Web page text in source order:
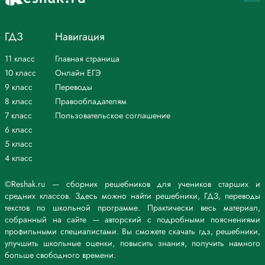
бутылка сжимается. Как только мы достанем бутылку из
температуры в комнате – бутылка примет прежнюю форму.
При погружении в воду, наблюдаем пузырьки.
2. Воздушный шарик, вынесенный из комнаты на улицу зимой,
становится слабо надутым. Дайте объяснение наблюдаемому
явлению.
Температура воздуха внутри шарика уменьшится, давление падает.
Сила давления воздуха на оболочку шарика уменьшится, и
соответственно, она станет менее натянутой.
для более полного понимания решения.
©Reshak.ru — сборник решебников для учеников старших и
средних классов. Здесь можно найти решебники, ГДЗ, переводы
текстов по школьной программе. Практически весь материал,
собранный на сайте — авторский с подробными пояснениями
профильными специалистами. Вы сможете скачать гдз, решебники,
улучшить школьные оценки, повысить знания, получить намного
больше свободного времени.
ГДЗ
11 класс
10 класс
9 класс
8 класс
7 класс
6 класс
5 класс
4 класс
Навигация
Главная страница
Онлайн ЕГЭ
Переводы
Правообладателям
Пользовательское соглашение